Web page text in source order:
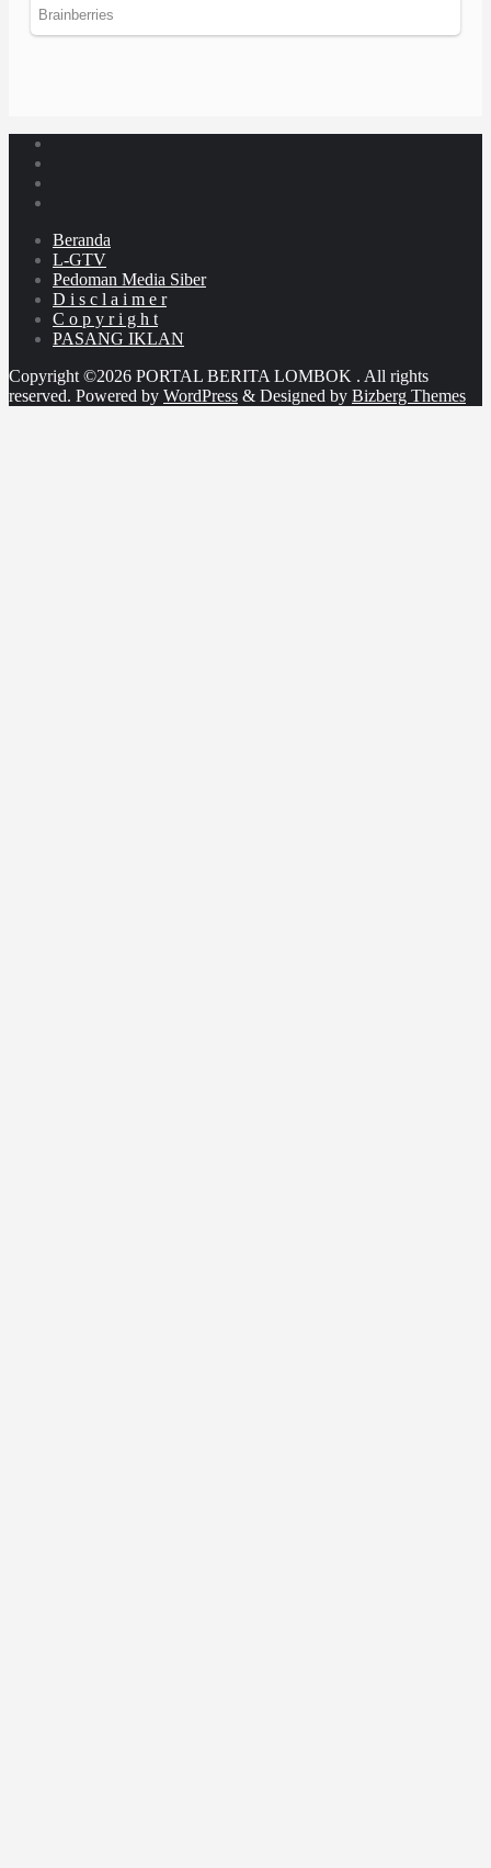
Beranda
L-GTV
Pedoman Media Siber
D i s c l a i m e r
C o p y r i g h t
PASANG IKLAN
Copyright ©2026 PORTAL BERITA LOMBOK . All rights
reserved. Powered by WordPress & Designed by Bizberg Themes